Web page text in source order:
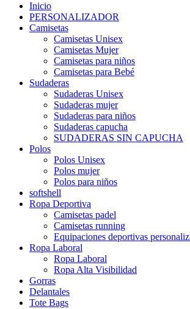
Inicio
PERSONALIZADOR
Camisetas
Camisetas Unisex
Camisetas Mujer
Camisetas para niños
Camisetas para Bebé
Sudaderas
Sudaderas Unisex
Sudaderas mujer
Sudaderas para niños
Sudaderas capucha
SUDADERAS SIN CAPUCHA
Polos
Polos Unisex
Polos mujer
Polos para niños
softshell
Ropa Deportiva
Camisetas padel
Camisetas running
Equipaciones deportivas
Ropa Laboral
Ropa Laboral
Ropa Alta Visibilidad
Gorras
Delantales
Tote Bags